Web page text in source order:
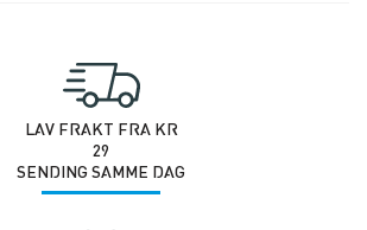
LAV FRAKT FRA KR
29
SENDING SAMME DAG